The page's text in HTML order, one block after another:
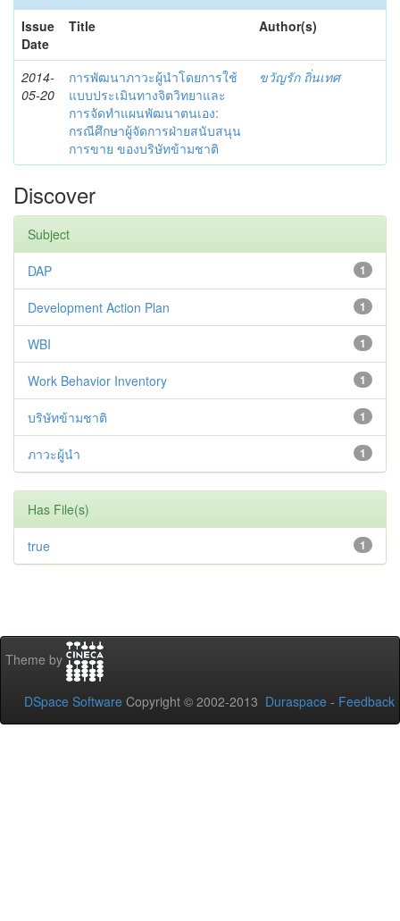
Issue
Date
Title Author(s)
2014-
05-20
การพัฒนาภาวะผู้นำโดยการใช้
แบบประเมินทางจิตวิทยาและ
การจัดทำแผนพัฒนาตนเอง:
กรณีศึกษาผู้จัดการฝ่ายสนับสนุน
การขาย ของบริษัทข้ามชาติ
ขวัญรัก ถิ่นเทศ
Discover
Subject
1
DAP
1
Development Action Plan
1
WBI
1
Work Behavior Inventory
1
บริษัทข้ามชาติ
1
ภาวะผู้นำ
Has File(s)
1
true
Theme by
DSpace Software Copyright © 2002-2013 Duraspace - Feedback